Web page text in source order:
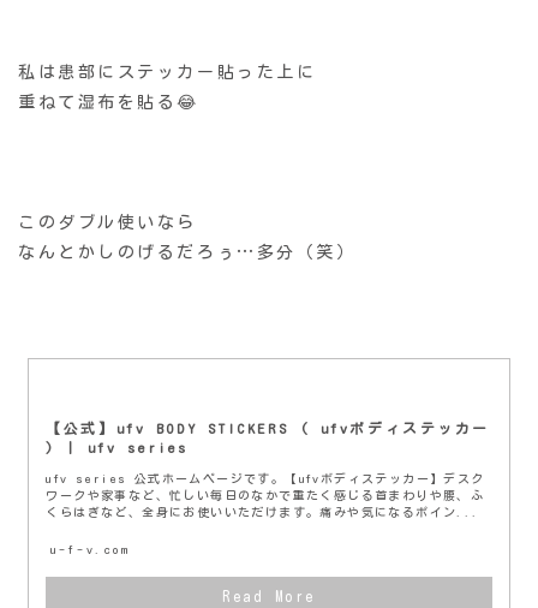
私は患部にステッカー貼った上に
重ねて湿布を貼る😂
このダブル使いなら
なんとかしのげるだろぅ…多分（笑）
【公式】ufv BODY STICKERS ( ufvボディステッカー
) | ufv series
ufv series 公式ホームページです。【ufvボディステッカー】デスク
ワークや家事など、忙しい毎日のなかで重たく感じる首まわりや腰、ふ
くらはぎなど、全身にお使いいただけます。痛みや気になるポイン...
u-f-v.com